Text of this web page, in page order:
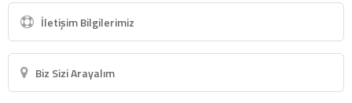
İletişim Bilgilerimiz
Biz Sizi Arayalım